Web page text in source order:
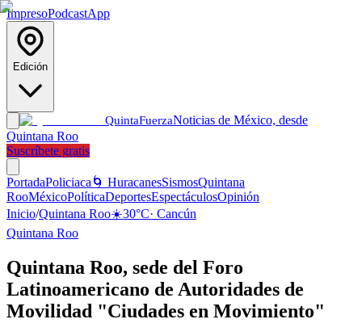
ImpresoPodcastApp
Edición
QuintaFuerzaNoticias de México, desde
Quintana Roo
Suscríbete gratis
PortadaPoliciaca 🌀 HuracanesSismosQuintana
RooMéxicoPolíticaDeportesEspectáculosOpinión
Inicio/Quintana Roo☀️30°C· Cancún
Quintana Roo
Quintana Roo, sede del Foro
Latinoamericano de Autoridades de
Movilidad "Ciudades en Movimiento"